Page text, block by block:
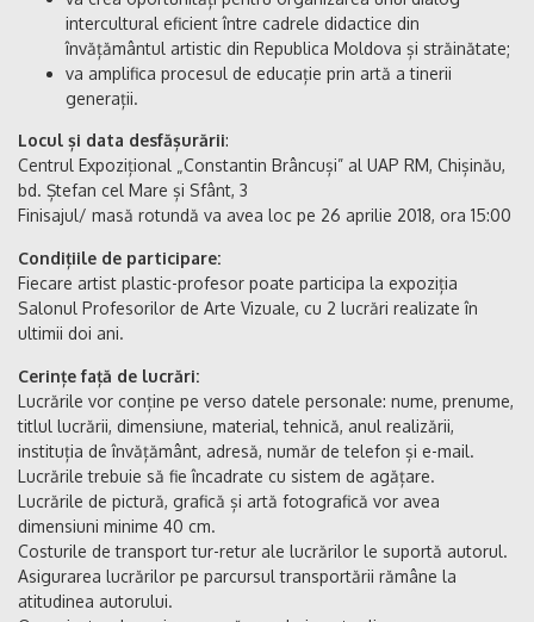
intercultural eficient între cadrele didactice din
învățământul artistic din Republica Moldova și străinătate;
va amplifica procesul de educație prin artă a tinerii
generații.
Locul și data desfășurării:
Centrul Expozițional „Constantin Brâncuși” al UAP RM, Chișinău,
bd. Ștefan cel Mare și Sfânt, 3
Finisajul/ masă rotundă va avea loc pe 26 aprilie 2018, ora 15:00
Condițiile de participare:
Fiecare artist plastic-profesor poate participa la expoziția
Salonul Profesorilor de Arte Vizuale, cu 2 lucrări realizate în
ultimii doi ani.
Cerințe față de lucrări:
Lucrările vor conține pe verso datele personale: nume, prenume,
titlul lucrării, dimensiune, material, tehnică, anul realizării,
instituția de învățământ, adresă, număr de telefon și e-mail.
Lucrările trebuie să fie încadrate cu sistem de agățare.
Lucrările de pictură, grafică și artă fotografică vor avea
dimensiuni minime 40 cm.
Costurile de transport tur-retur ale lucrărilor le suportă autorul.
Asigurarea lucrărilor pe parcursul transportării rămâne la
atitudinea autorului.